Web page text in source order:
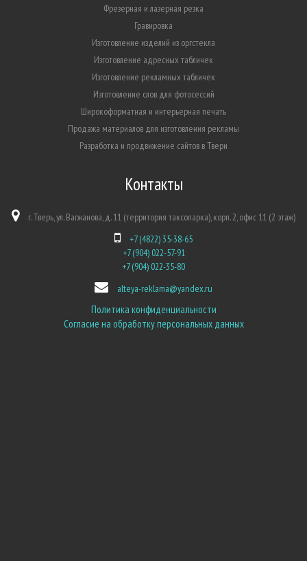
Фрезерная и лазерная резка
Гравировка
Изготовление изделий из оргстекла
Изготовление адресных табличек
Изготовление рекламных табличек
Изготовление слов для фотосессий
Широкоформатная и интерьерная печать
Продажа материалов для изготовления рекламы
Разработка и продвижение сайтов в Твери
Контакты
г. Тверь, ул. Вагжанова, д. 11 (территория таксопарка), корп. 2, офис 11 (2 этаж)
+7 (4822) 35-38-65
+7 (904) 022-57-91
+7 (904) 022-35-80
alteya-reklama@yandex.ru
Политика конфиденциальности
Согласие на обработку персональных данных